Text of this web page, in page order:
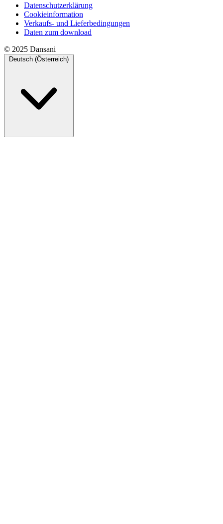
Datenschutzerklärung
Cookieinformation
Verkaufs- und Lieferbedingungen
Daten zum download
© 2025 Dansani
Deutsch (Österreich)